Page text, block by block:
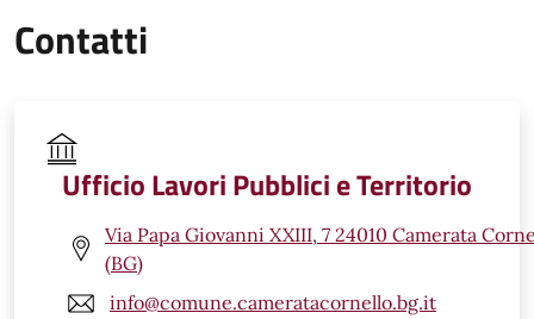
Contatti
Ufficio Lavori Pubblici e Territorio
Via Papa Giovanni XXIII, 7 24010 Camerata
(BG)
info@comune.cameratacornello.bg.it